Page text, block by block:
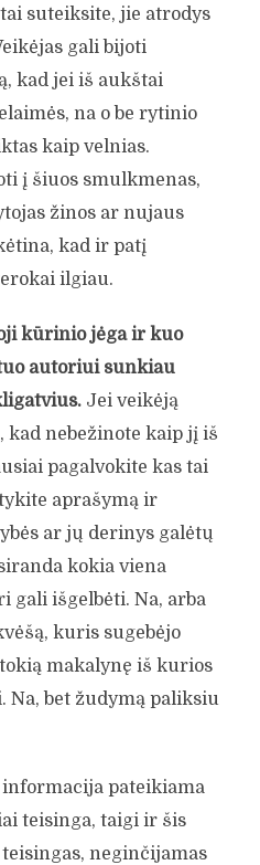
suteiksite, jie atrodys
gali bijoti
kad jei iš aukštai
na o be rytinio
kaip velnias.
į šiuos smulkmenas,
žinos ar nujaus
kad ir patį
ilgiau.
kūrinio jėga ir kuo
autoriui sunkiau
Jei veikėją
nebežinote kaip jį iš
pagalvokite kas tai
aprašymą ir
ar jų derinys galėtų
kokia viena
gali išgelbėti. Na, arba
kuris sugebėjo
makalynę iš kurios
Na, bet žudymą paliksiu
pateikiama
teisinga, taigi ir šis
neginčijamas